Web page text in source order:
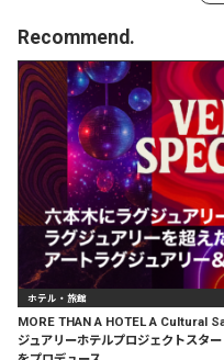
Recommend.
ホテル・旅館
MORE THAN A HOTEL A Cultural
ジュアリーホテルプロジェクトスタ